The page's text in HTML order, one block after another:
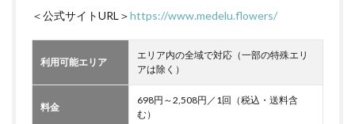
＜公式サイトURL＞https://www.medelu.flowers/
利用可能エリア
エリア内の全域で対応（一部の特殊エリ
アは除く）
料金
698円～2,508円／1回（税込・送料含
む）